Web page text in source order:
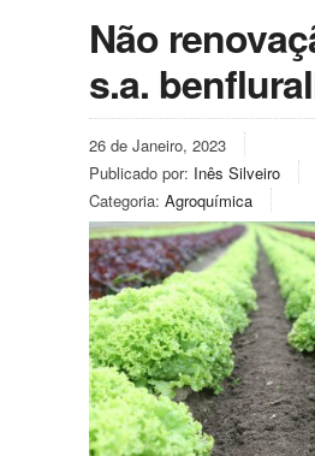
Não
s.a.
26 de Janeiro, 2023
Publicado por: Inês Silveiro
Categoria: Agroquímica